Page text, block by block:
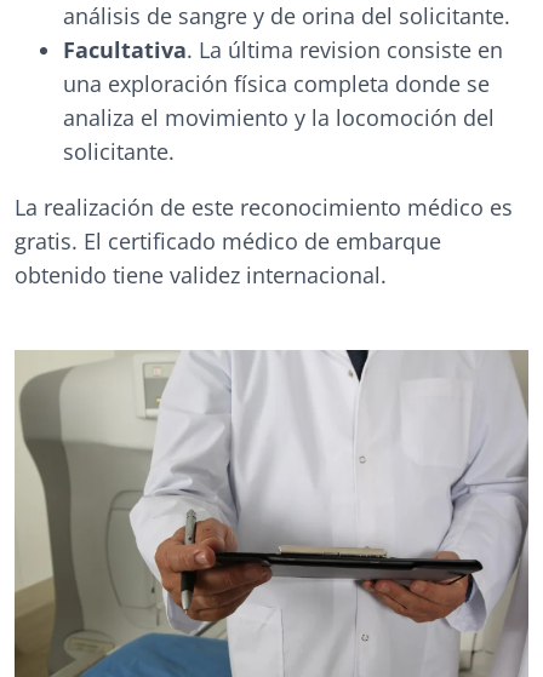
análisis de sangre y de orina del solicitante.
Facultativa. La última revision consiste en
una exploración física completa donde se
analiza el movimiento y la locomoción del
solicitante.
La realización de este reconocimiento médico es
gratis. El certificado médico de embarque
obtenido tiene validez internacional.